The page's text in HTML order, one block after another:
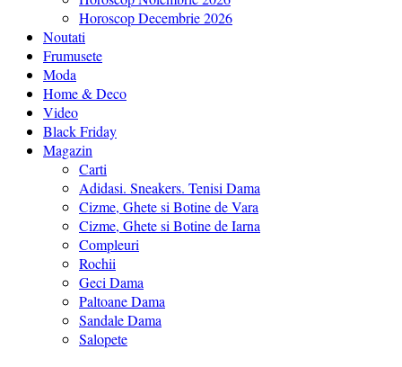
Horoscop Decembrie 2026
Noutati
Frumusete
Moda
Home & Deco
Video
Black Friday
Magazin
Carti
Adidasi. Sneakers. Tenisi Dama
Cizme, Ghete si Botine de Vara
Cizme, Ghete si Botine de Iarna
Compleuri
Rochii
Geci Dama
Paltoane Dama
Sandale Dama
Salopete